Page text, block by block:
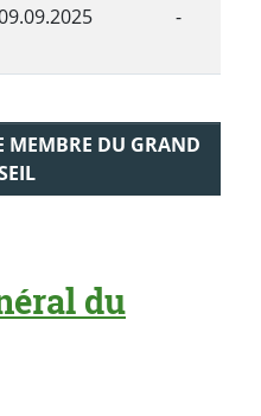
-
MEMBRE DU GRAND
du